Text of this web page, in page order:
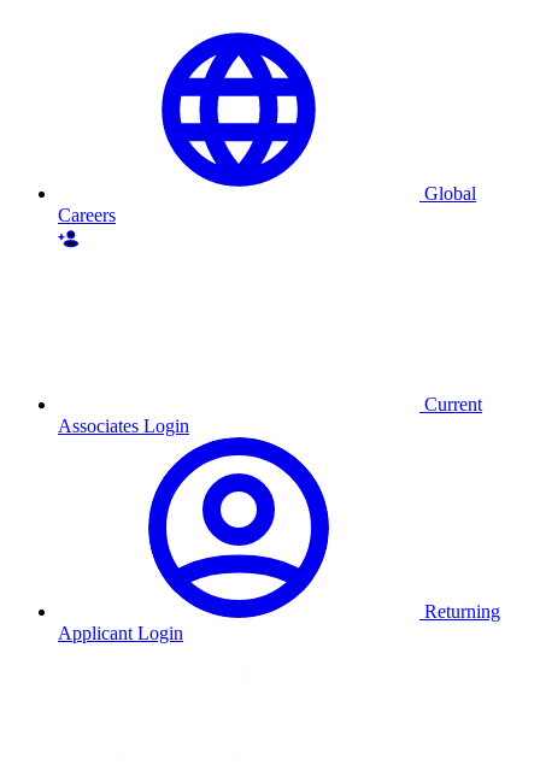
Global
Careers
Current
Associates Login
Returning
Applicant Login